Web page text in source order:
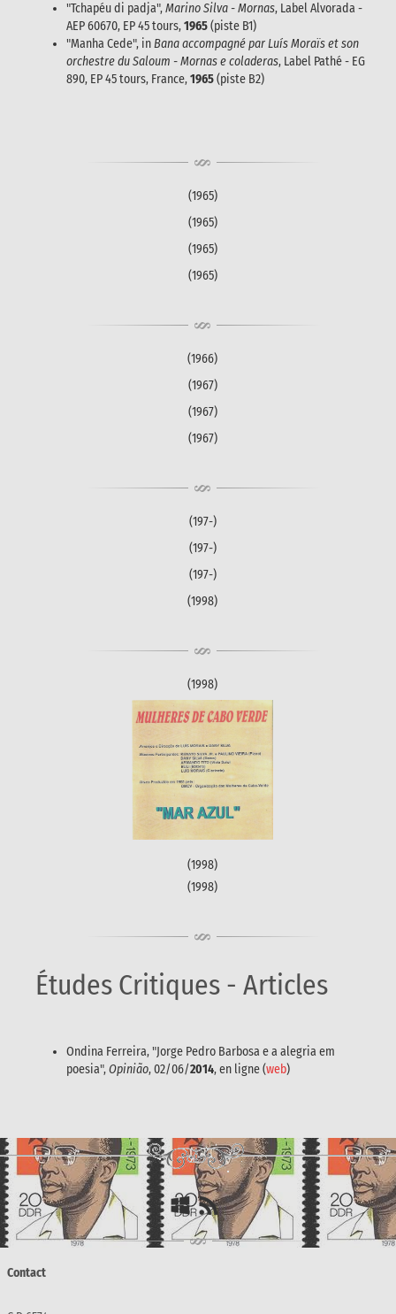
"Tchapéu di padja",Marino Silva - Mornas, Label Alvorada -
AEP 60670, EP 45 tours,1965(piste B1)
"Manha Cede", inBana accompagné par Luís Moraïs et son
orchestre du Saloum - Mornas e coladeras, Label Pathé - EG
890, EP 45 tours, France,1965(piste B2)
(1965)
(1965)
(1965)
(1965)
(1966)
(1967)
(1967)
(1967)
(197-)
(197-)
(197-)
(1998)
(1998)
(1998)
(1998)
Études Critiques - Articles
Ondina Ferreira, "Jorge Pedro Barbosa e a alegria em
poesia",Opinião, 02/06/2014, en ligne (web)
Contact